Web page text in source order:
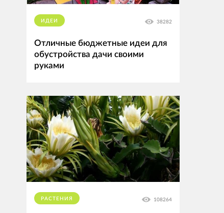
ИДЕИ 38282
Отличные бюджетные идеи для
обустройства дачи своими
руками
РАСТЕНИЯ 108264